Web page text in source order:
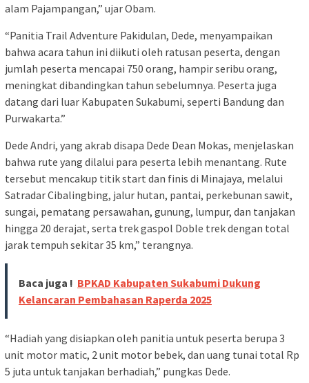
alam Pajampangan,” ujar Obam.
“Panitia Trail Adventure Pakidulan, Dede, menyampaikan
bahwa acara tahun ini diikuti oleh ratusan peserta, dengan
jumlah peserta mencapai 750 orang, hampir seribu orang,
meningkat dibandingkan tahun sebelumnya. Peserta juga
datang dari luar Kabupaten Sukabumi, seperti Bandung dan
Purwakarta.”
Dede Andri, yang akrab disapa Dede Dean Mokas, menjelaskan
bahwa rute yang dilalui para peserta lebih menantang. Rute
tersebut mencakup titik start dan finis di Minajaya, melalui
Satradar Cibalingbing, jalur hutan, pantai, perkebunan sawit,
sungai, pematang persawahan, gunung, lumpur, dan tanjakan
hingga 20 derajat, serta trek gaspol Doble trek dengan total
jarak tempuh sekitar 35 km,” terangnya.
Baca juga ! BPKAD Kabupaten Sukabumi Dukung
Kelancaran Pembahasan Raperda 2025
“Hadiah yang disiapkan oleh panitia untuk peserta berupa 3
unit motor matic, 2 unit motor bebek, dan uang tunai total Rp
5 juta untuk tanjakan berhadiah,” pungkas Dede.